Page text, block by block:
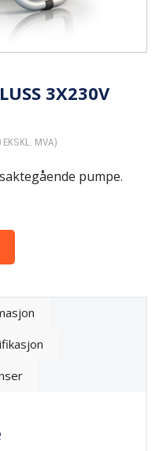
3X230V
EKSKL. MVA)
pumpe.